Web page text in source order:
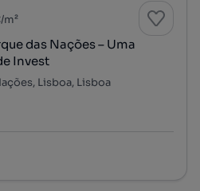
m²
das Nações – Uma
Invest
Lisboa, Lisboa